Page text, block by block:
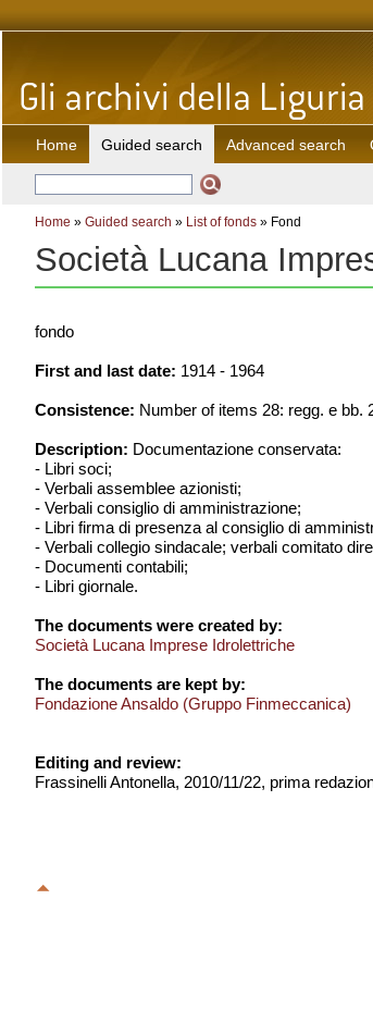
Home Guided search Advanced search
Home » Guided search » List of fonds » Fond
Società Lucana
fondo
First and last date: 1914 - 1964
Consistence: Number of items 28: regg. e bb.
Description: Documentazione conservata:
- Libri soci;
- Verbali assemblee azionisti;
- Verbali consiglio di amministrazione;
- Libri firma di presenza al consiglio di
- Verbali collegio sindacale; verbali comitato
- Documenti contabili;
- Libri giornale.
The documents were created by:
Società Lucana Imprese Idrolettriche
The documents are kept by:
Fondazione Ansaldo (Gruppo Finmeccanica)
Editing and review:
Frassinelli Antonella, 2010/11/22, prima